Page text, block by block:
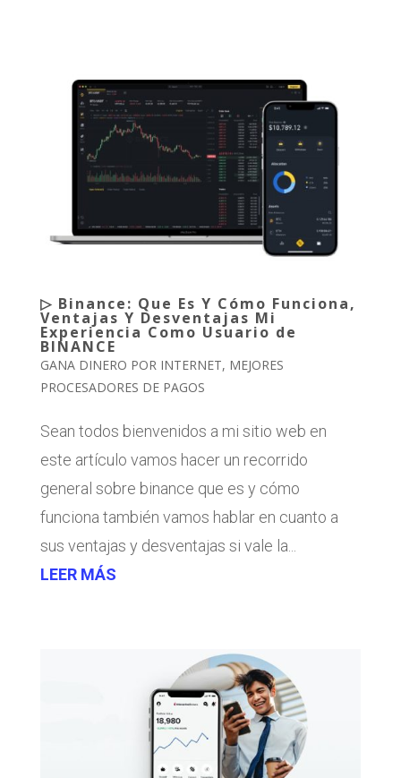
▷ Binance: Que Es Y Cómo Funciona,
Ventajas Y Desventajas Mi
Experiencia Como Usuario de
BINANCE
GANA DINERO POR INTERNET, MEJORES
PROCESADORES DE PAGOS
Sean todos bienvenidos a mi sitio web en
este artículo vamos hacer un recorrido
general sobre binance que es y cómo
funciona también vamos hablar en cuanto a
sus ventajas y desventajas si vale la...
LEER MÁS